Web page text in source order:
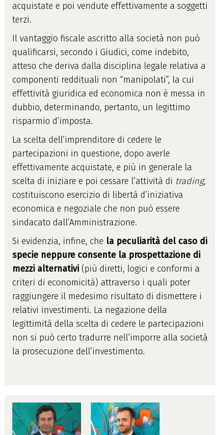
acquistate e poi vendute effettivamente a soggetti
terzi.
Il vantaggio fiscale ascritto alla società non può
qualificarsi, secondo i Giudici, come indebito,
atteso che deriva dalla disciplina legale relativa a
componenti reddituali non “manipolati”, la cui
effettività giuridica ed economica non è messa in
dubbio, determinando, pertanto, un legittimo
risparmio d’imposta.
La scelta dell’imprenditore di cedere le
partecipazioni in questione, dopo averle
effettivamente acquistate, e più in generale la
scelta di iniziare e poi cessare l’attività di trading,
costituiscono esercizio di libertà d’iniziativa
economica e negoziale che non può essere
sindacato dall’Amministrazione.
Si evidenzia, infine, che la peculiarità del caso di
specie neppure consente la prospettazione di
mezzi alternativi (più diretti, logici e conformi a
criteri di economicità) attraverso i quali poter
raggiungere il medesimo risultato di dismettere i
relativi investimenti. La negazione della
legittimità della scelta di cedere le partecipazioni
non si può certo tradurre nell’imporre alla società
la prosecuzione dell’investimento.